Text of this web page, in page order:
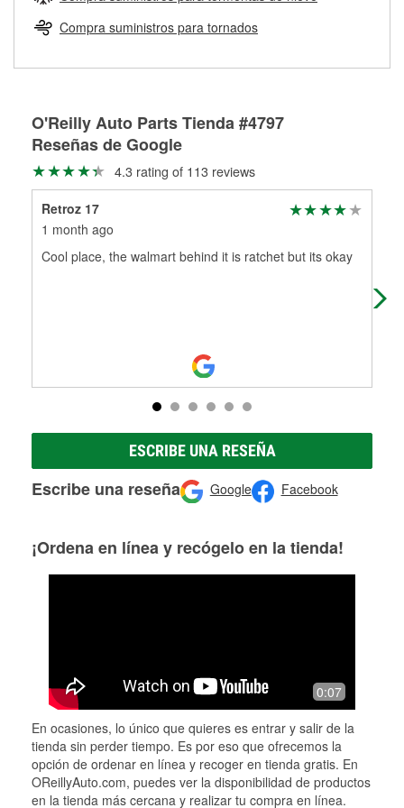
Herramientas de O'Reilly
pueden ser reutilizados, podemos ayudarte a encontrar las
partes de reemplazo correctas para tu reparación.
Rectificación de tambores y discos de freno
Compra suministros para tornados
O'Reilly Auto Parts Tienda #4797
Reseñas de Google
4.3 rating of 113 reviews
Retroz 17
1 month ago
Cool place, the walmart behind it is ratchet but its okay
ESCRIBE UNA RESEÑA
Escribe una reseña Google Facebook
¡Ordena en línea y recógelo en la tienda!
0:07
En ocasiones, lo único que quieres es entrar y salir de la
tienda sin perder tiempo. Es por eso que ofrecemos la
opción de ordenar en línea y recoger en tienda gratis. En
OReillyAuto.com, puedes ver la disponibilidad de productos
en la tienda más cercana y realizar tu compra en línea.